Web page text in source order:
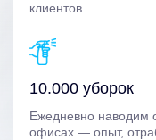
клиентов.
10.000 уборок
Ежедневно наводим
офисах — опыт,